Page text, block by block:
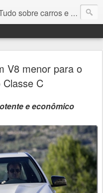
sobre carros e motores
V8 menor para o
C
e econômico